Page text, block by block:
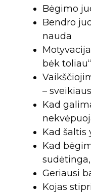
Bėgimo
Bendro
nauda
bėk toliau“
–
Kad
Kad šaltis
Kad
Geriausi
Kojas